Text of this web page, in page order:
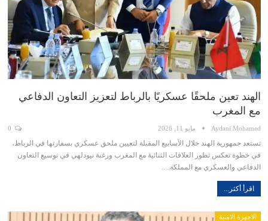
الهند تعين ملحقًا عسكريًا بالرباط لتعزيز التعاون الدفاعي
مع المغرب
Aydani Mohamed مايو 11, 2026
تستعد جمهورية الهند خلال الأسابيع المقبلة لتعيين ملحق عسكري بسفارتها في الرباط،
في خطوة تعكس تطور العلاقات الثنائية مع المغرب ورغبة نيودلهي في توسيع التعاون
الدفاعي والعسكري مع المملكة.…
اقرأ أكثر...
الاجهزة الامنية